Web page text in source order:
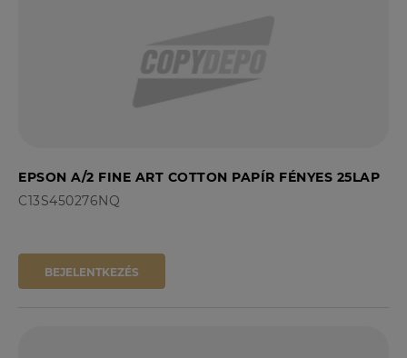
EPSON A/2 FINE ART COTTON PAPÍR FÉNYES 25LAP
C13S450276NQ
BEJELENTKEZÉS